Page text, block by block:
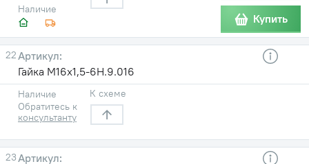
Наличие
Купить
22
Гайка М16х1,5-6Н.9.016
Наличие
Обратитесь к
консультанту
К схеме
23